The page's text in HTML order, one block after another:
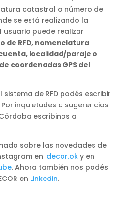
catastral o número de
se está realizando la
usuario puede realizar
de RFD, nomenclatura
localidad/paraje o
coordenadas GPS del
de RFD podés escribir
Por inquietudes o sugerencias
escribinos a
sobre las novedades de
en idecor.ok y en
. Ahora también nos podés
en Linkedin.